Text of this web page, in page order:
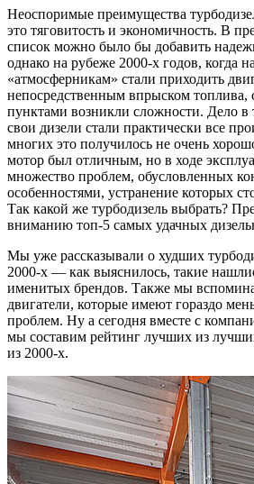
Неоспоримые преимущества
это тяговитость и экономичность. В
список можно было бы добавить
однако на рубеже 2000-х годов, когда
«атмосферникам» стали приходить
непосредственным впрыском топлива,
пунктами возникли сложности. Дело в
свои дизели стали практически все
многих это получилось не очень
мотор был отличным, но в ходе
множество проблем, обусловленных
особенностями, устранение которых
Так какой же турбодизель выбрать?
вниманию топ-5 самых удачных
Мы уже рассказывали о худших
2000-х — как выяснилось, такие
именитых брендов. Также мы
двигатели, которые имеют гораздо
проблем. Ну а сегодня вместе с
мы составим рейтинг лучших из
из 2000-х.